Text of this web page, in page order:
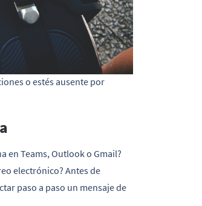
o estés ausente por
en Teams, Outlook o Gmail?
electrónico? Antes de
paso a paso un mensaje de